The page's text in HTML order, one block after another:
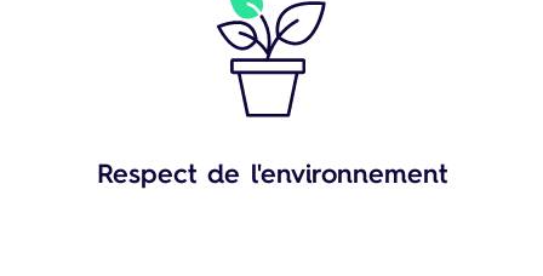
Respect de l'environnement